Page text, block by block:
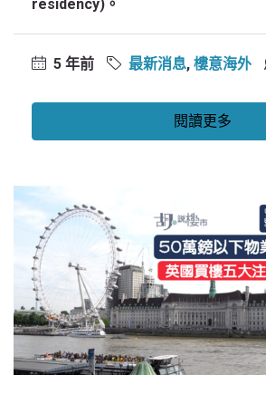
residency)。
5 年前 最新消息, 樓意海外
閱讀更多